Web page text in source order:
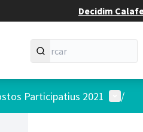
Decidim
Participatius 2021 Menú
/